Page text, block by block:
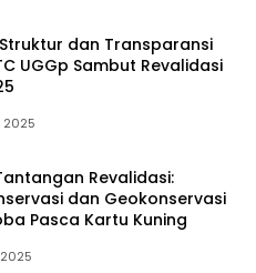
dan Transparansi
UGGp Sambut Revalidasi
2025
Revalidasi:
dan Geokonservasi
Pasca Kartu Kuning